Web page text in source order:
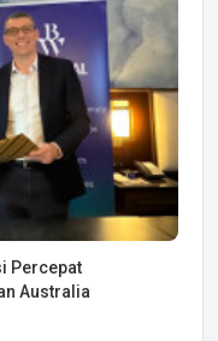
Percepat
Australia